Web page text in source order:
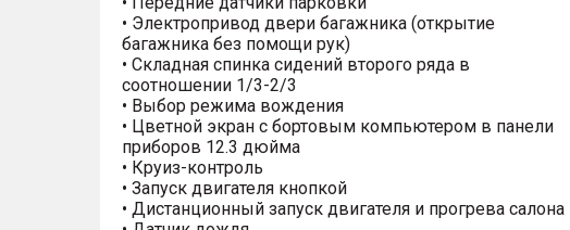
• Электропривод двери багажника (открытие
багажника без помощи рук)
• Складная спинка сидений второго ряда в
соотношении 1/3-2/3
• Выбор режима вождения
• Цветной экран с бортовым компьютером в панели
приборов 12.3 дюйма
• Круиз-контроль
• Запуск двигателя кнопкой
• Дистанционный запуск двигателя и прогрева салона